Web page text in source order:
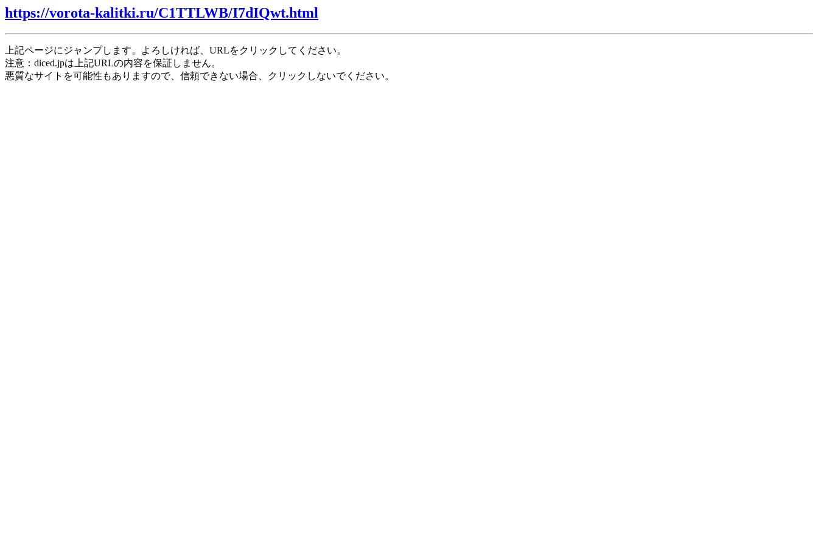
https://vorota-kalitki.ru/C1TTLWB/I7dIQwt.html
上記ページにジャンプします。よろしければ、URLをクリックしてください。
注意：diced.jpは上記URLの内容を保証しません。
悪質なサイトを可能性もありますので、信頼できない場合、クリックしないでください。